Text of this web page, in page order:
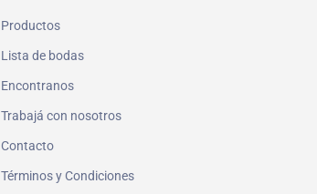
Productos
Lista de bodas
Encontranos
Trabajá con nosotros
Contacto
Términos y Condiciones